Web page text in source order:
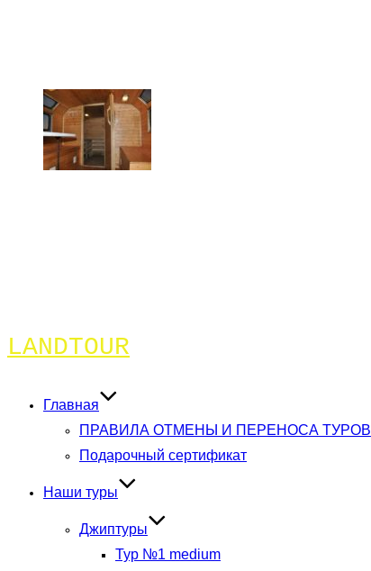
LANDTOUR
Главная
ПРАВИЛА ОТМЕНЫ И ПЕРЕНОСА ТУРОВ
Подарочный сертификат
Наши туры
Джиптуры
Тур №1 medium